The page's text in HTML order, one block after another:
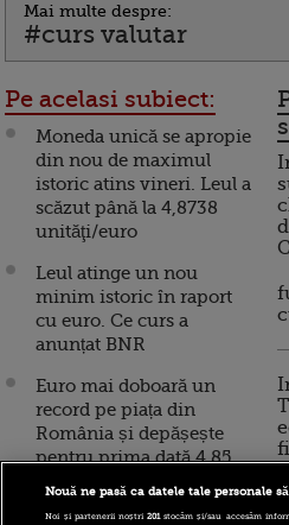
Mai multe despre:
#curs valutar
Pe acelasi subiect:
Moneda unică se apropie
din nou de maximul
istoric atins vineri. Leul a
scăzut până la 4,8738
unităţi/euro
Leul atinge un nou
minim istoric în raport
cu euro. Ce curs a
anunțat BNR
Euro mai doboară un
record pe piața din
România și depășește
pentru prima dată 4,85
lei. Suciu, BNR: ”Leul se
Nouă ne pasă ca datele tale personale
Noi și partenerii noștri201stocăm și/sau accesăm